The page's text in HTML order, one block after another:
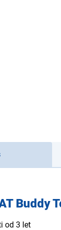
Buddy
od 3 let